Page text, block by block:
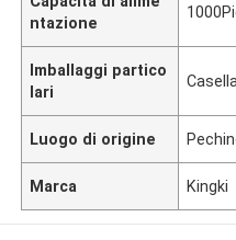
ntazione
Imballaggi partico
lari
Luogo di origine
Marca Kingki